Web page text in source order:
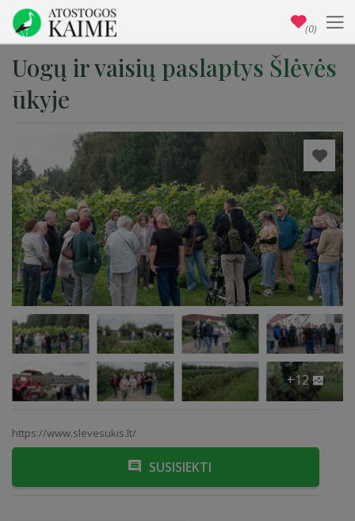
Uogų ir vaisių paslaptys Šlėvės
ūkyje
+12
https://www.slevesukis.lt/
SUSISIEKTI
(0)